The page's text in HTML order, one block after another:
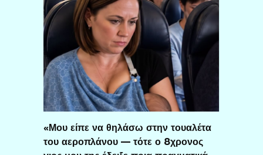
«Μου είπε να θηλάσω στην τουαλέτα
του αεροπλάνου — τότε ο 8χρονος